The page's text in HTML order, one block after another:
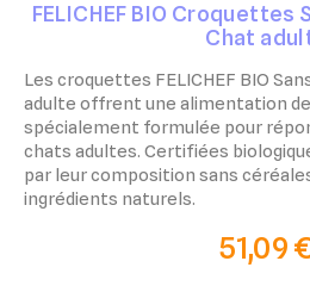
FELICHEF BIO Croquettes
Chat
Les croquettes FELICHEF BIO
adulte offrent une alimentation
spécialement formulée pour
chats adultes. Certifiées
par leur composition sans
ingrédients naturels.
51,09